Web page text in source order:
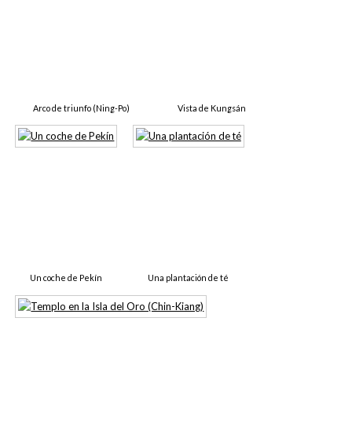
Arco de triunfo (Ning-Po) Vista de Kungsán
Un coche de Pekín Una plantación de té